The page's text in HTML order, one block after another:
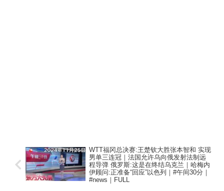
WTT福冈总决赛:王楚钦大胜张本智和 实现
男单三连冠｜法国允许乌向俄发射法制远
程导弹 俄罗斯:这是在终结乌克兰｜哈梅内
伊顾问:正准备“回应”以色列｜#午间30分｜
#news｜FULL